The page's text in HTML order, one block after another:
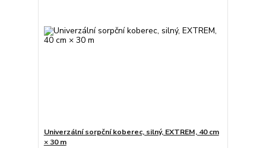
Univerzální sorpční koberec, silný, EXTREM, 40 cm
× 30 m